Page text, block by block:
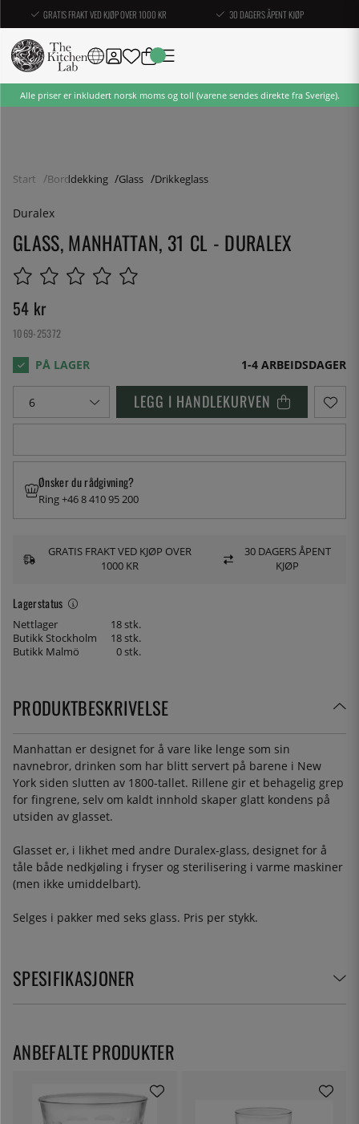
GRATIS FRAKT VED KJØP OVER 1000 KR 30 DAGERS ÅPENT KJØP
Alle priser er inkludert norsk moms og toll (varene sendes direkte fra Sverige).
Start Borddekking Glass Drikkeglass
Duralex
GLASS, MANHATTAN, 31 CL - DURALEX
54 kr
1069-25372
1-4 ARBEIDSDAGER
LEGG I HANDLEKURVEN
Lagerstatus
Nettlager
18 stk.
Butikk Stockholm
18 stk.
Butikk Malmö
0 stk.
Ønsker du rådgivning?
Ring +46 8 410 95 200
GRATIS FRAKT VED KJØP OVER
1000 KR
30 DAGERS ÅPENT
KJØP
PRODUKTBESKRIVELSE
Manhattan er designet for å vare like lenge som sin
navnebror, drinken som har blitt servert på barene i New
York siden slutten av 1800-tallet. Rillene gir et behagelig grep
for fingrene, selv om kaldt innhold skaper glatt kondens på
utsiden av glasset.
Glasset er, i likhet med andre Duralex-glass, designet for å
tåle både nedkjøling i fryser og sterilisering i varme maskiner
(men ikke umiddelbart).
Selges i pakker med seks glass. Pris per stykk.
SPESIFIKASJONER
ANBEFALTE PRODUKTER